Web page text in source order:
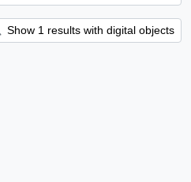
Show 1 results with digital objects